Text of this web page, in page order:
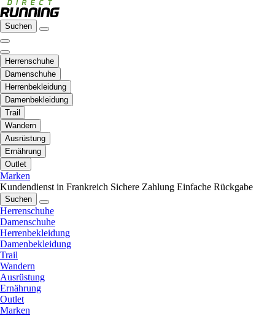
Suchen
Herrenschuhe
Damenschuhe
Herrenbekleidung
Damenbekleidung
Trail
Wandern
Ausrüstung
Ernährung
Outlet
Marken
Kundendienst in Frankreich Sichere Zahlung Einfache Rückgabe
Suchen
Herrenschuhe
Damenschuhe
Herrenbekleidung
Damenbekleidung
Trail
Wandern
Ausrüstung
Ernährung
Outlet
Marken